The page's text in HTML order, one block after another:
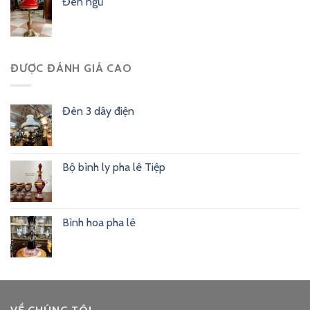
ĐƯỢC ĐÁNH GIÁ CAO
Đèn 3 dây điện
Bộ bình ly pha lê Tiệp
Bình hoa pha lê